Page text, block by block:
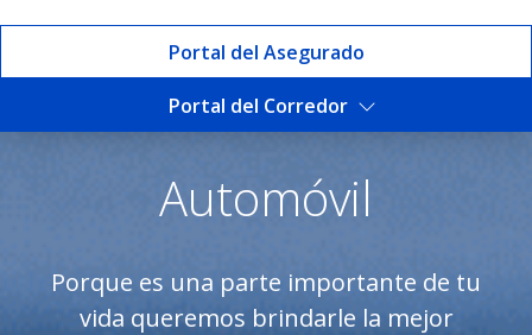
Portal del Asegurado
Portal del Corredor
Seguro de Automóvil |
Automóvil
Porque es una parte importante de tu
vida queremos brindarle la mejor